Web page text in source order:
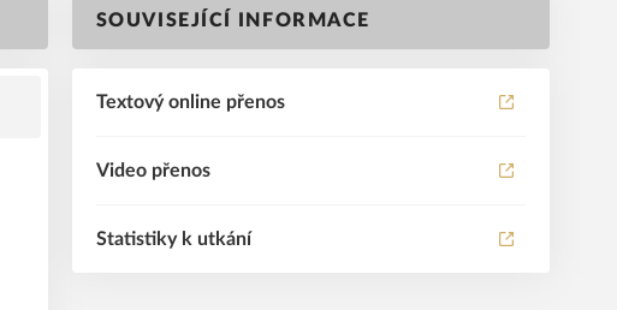
SOUVISEJÍCÍ INFORMACE
Textový online přenos
Video přenos
Statistiky k utkání